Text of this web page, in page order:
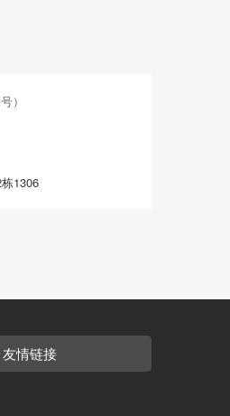
）
1306
友情链接